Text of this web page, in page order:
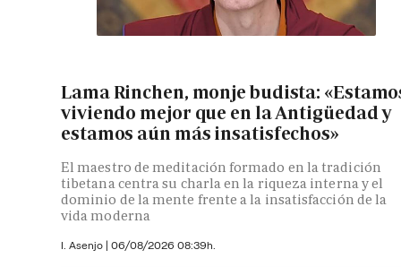
Lama Rinchen, monje budista:
viviendo mejor que en la Antigüedad y
estamos aún más insatisfechos»
El maestro de meditación formado en la tradición
tibetana centra su charla en la riqueza interna y el
dominio de la mente frente a la insatisfacción de la
vida moderna
I. Asenjo | 06/08/2026 08:39h.